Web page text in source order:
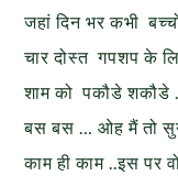
जहां दिन भर कभी
चार दोस्त गपशप के
शाम को पकौडे शकौडे
बस बस … ओह मैं तो
काम ही काम ..इस पर